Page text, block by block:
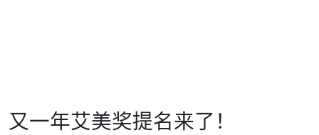
又一年艾美奖提名来了！